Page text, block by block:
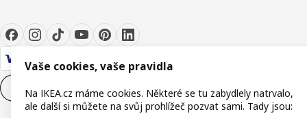
Nastavení souborů cookie CS
Vaše cookies, vaše pravidla
Na IKEA.cz máme cookies. Některé se tu zabydlely natrvalo,
ale další si můžete na svůj prohlížeč pozvat sami. Tady jsou: